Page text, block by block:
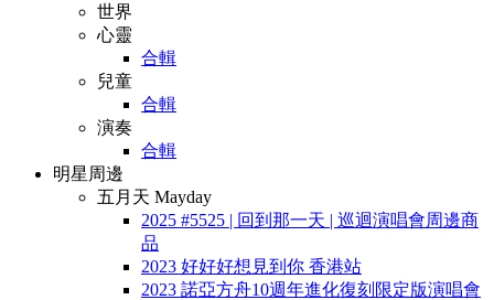
世界
心靈
合輯
兒童
合輯
演奏
合輯
明星周邊
五月天 Mayday
2025 #5525 | 回到那一天 | 巡迴演唱會周邊商
品
2023 好好好想見到你 香港站
2023 諾亞方舟10週年進化復刻限定版演唱會